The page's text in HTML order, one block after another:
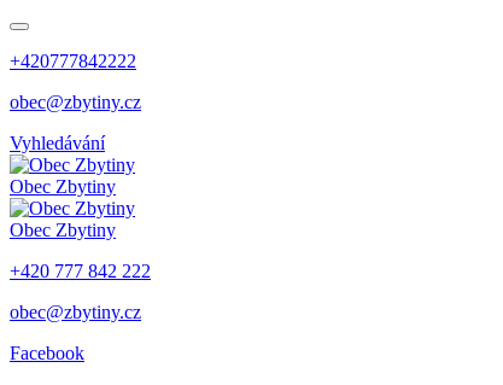
+420777842222
obec@zbytiny.cz
Vyhledávání
Obec Zbytiny
Obec Zbytiny
+420 777 842 222
obec@zbytiny.cz
Facebook